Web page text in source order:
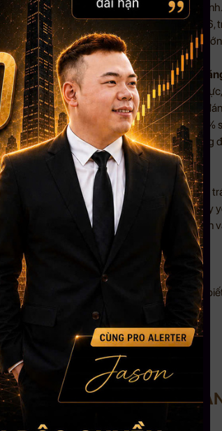
có thể đang bước vào giai đoạn chuyển
thức trong Báo cáo Kinh tế 2025–2026,
Nếu được thông qua, đây sẽ là bước ngoặt
đầu tư mạnh mẽ vào quốc gia này.
tín hiệu “bear market” rõ rệt: Chu kỳ
kỹ thuật đang đồng loạt chuyển sang tiêu
đường trung bình 365 ngày – mức từng
suy yếu, với dòng tiền vào ETF giảm 30%
thị trường bước vào chu kỳ giảm mới đang
giai đoạn nhạy cảm với hàng loạt tín hiệu
Ấn Độ đang cởi mở hơn; bên còn lại là sự suy
Nhà đầu tư cần thận trọng, bảo vệ tài
lý.
giúp hàng triệu người Việt toàn cầu hiểu
vip
& CEO MAU BUI